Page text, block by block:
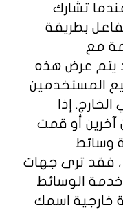
تشارك
بطريقة
مع
يتم عرض هذه
المستخدمين
إذا
أو قمت
وسائط
، فقد ترى جهات
خدمة الوسائط
خارجية اسمك